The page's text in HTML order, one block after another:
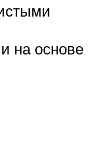
на основе